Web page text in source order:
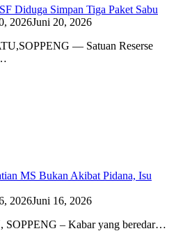
Diduga Simpan Tiga Paket Sabu
2026Juni 20, 2026
— Satuan Reserse
MS Bukan Akibat Pidana, Isu
2026Juni 16, 2026
– Kabar yang beredar…